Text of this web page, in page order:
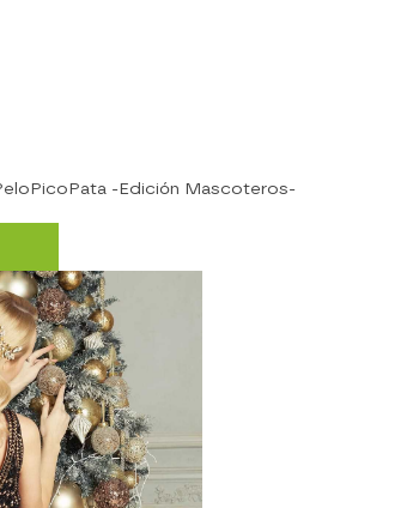
-Edición Mascoteros-